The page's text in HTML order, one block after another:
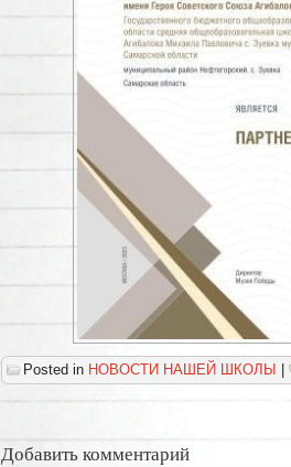
Posted in НОВОСТИ НАШЕЙ ШКОЛЫ |
Добавить комментарий